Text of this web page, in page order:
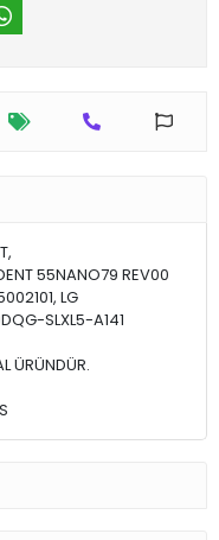
55NANO79 REV00
LG
SLXL5-A141
ÜRÜNDÜR.